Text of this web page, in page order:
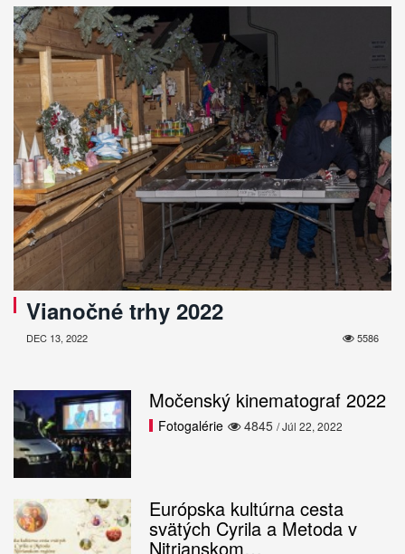
Vianočné trhy 2022
5586
DEC 13, 2022
Močenský kinematograf 2022
4845
Fotogalérie / Júl 22, 2022
Európska kultúrna cesta
svätých Cyrila a Metoda v
Nitrianskom…